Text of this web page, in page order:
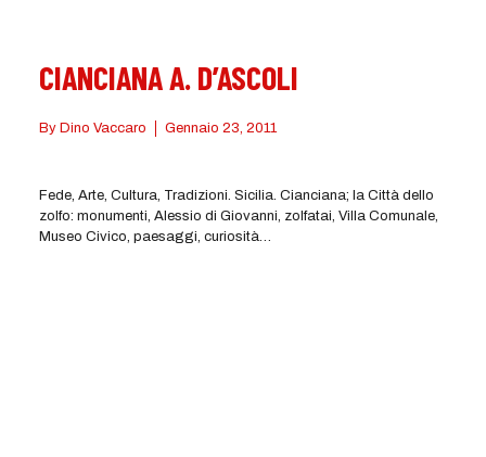
CIANCIANA A. D’ASCOLI
ByDino Vaccaro Gennaio 23, 2011
Fede, Arte, Cultura, Tradizioni. Sicilia. Cianciana; la Città dello
zolfo: monumenti, Alessio di Giovanni, zolfatai, Villa Comunale,
Museo Civico, paesaggi, curiosità…